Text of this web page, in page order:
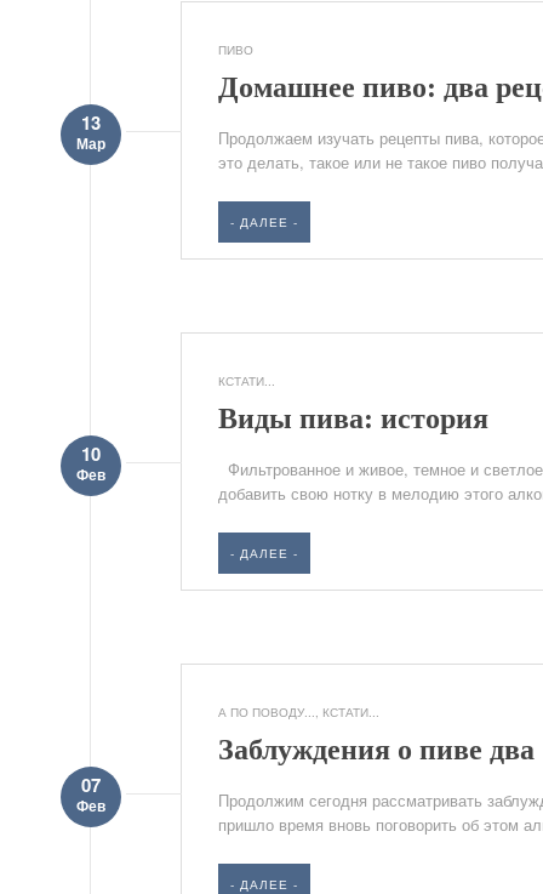
ПИВО
Домашнее пиво: два
13
Мар
Продолжаем изучать рецепты пива,
это делать, такое или не такое пиво
- ДАЛЕЕ -
КСТАТИ...
Виды пива: история
10
Фев
Фильтрованное и живое, темное и
добавить свою нотку в мелодию этого
- ДАЛЕЕ -
А ПО ПОВОДУ..., КСТАТИ...
Заблуждения о пиве два
07
Фев
Продолжим сегодня рассматривать
пришло время вновь поговорить об этом
- ДАЛЕЕ -